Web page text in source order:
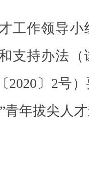
工作领导
支持办法
2020 〕 2号）
青年拔尖人